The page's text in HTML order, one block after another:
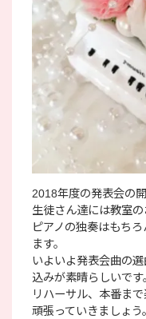
2018年度の発表会の
生徒さん達には教室の
ピアノの独奏はもち
ます。
いよいよ発表会曲の
込みが素晴らしいで
リハーサル、本番ま
頑張っていきましょう